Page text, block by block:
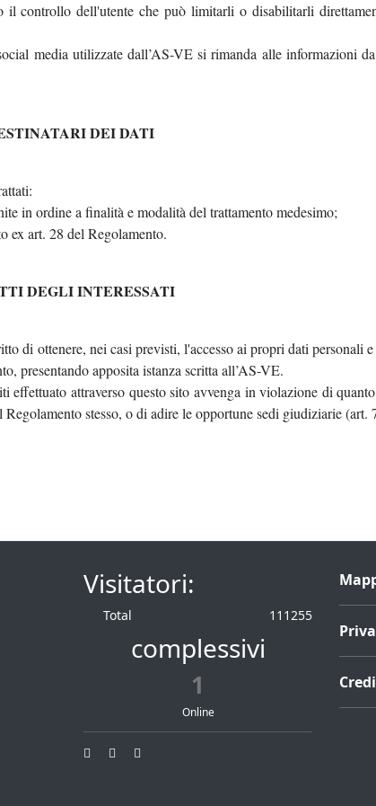
controllo dell'utente che può limitarli o disabilitarli
media utilizzate dall’AS-VE si rimanda alle informazioni
DEI DATI
in ordine a finalità e modalità del trattamento medesimo;
ex art. 28 del Regolamento.
DEGLI INTERESSATI
di ottenere, nei casi previsti, l'accesso ai propri dati personali
presentando apposita istanza scritta all’AS-VE.
attraverso questo sito avvenga in violazione di
stesso, o di adire le opportune sedi giudiziarie (art.
Visitatori:
Total 111255
complessivi
1
Online